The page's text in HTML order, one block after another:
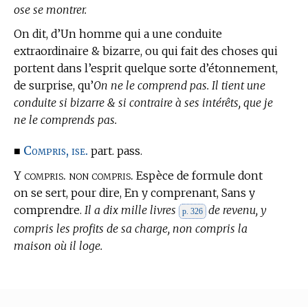
ose se montrer.
On dit, d’Un homme qui a une conduite
extraordinaire & bizarre, ou qui fait des choses qui
portent dans l’esprit quelque sorte d’étonnement,
de surprise, qu’On ne le comprend pas. Il tient une
conduite si bizarre & si contraire à ses intérêts, que je
ne le comprends pas.
■ Compris, ise. part. pass.
Y compris. non compris. Espèce de formule dont
on se sert, pour dire, En y comprenant, Sans y
comprendre. Il a dix mille livres p. 326 de revenu, y
compris les profits de sa charge, non compris la
maison où il loge.